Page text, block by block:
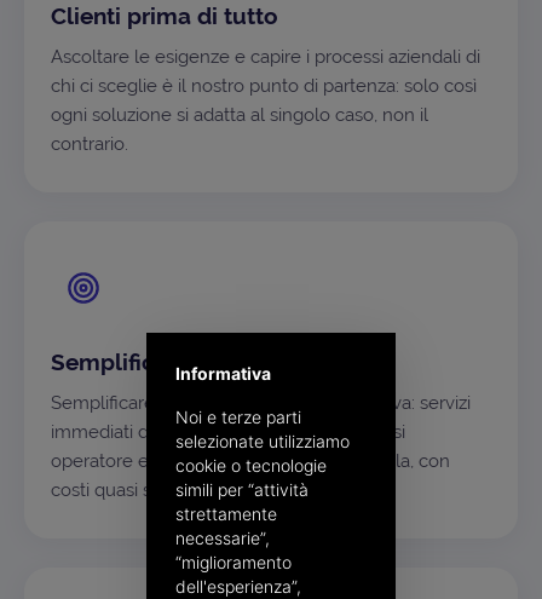
Clienti prima di tutto
Ascoltare le esigenze e capire i processi aziendali di
chi ci sceglie è il nostro punto di partenza: solo così
ogni soluzione si adatta al singolo caso, non il
contrario.
Semplificare, sempre
Semplificare è la nostra ossessione positiva: servizi
immediati da usare, alla portata di qualsiasi
operatore e sostenibili anche su larga scala, con
costi quasi solo variabili.
Informativa
Noi e terze parti
selezionate utilizziamo
cookie o tecnologie
simili per “attività
strettamente
necessarie”,
“miglioramento
dell'esperienza”,